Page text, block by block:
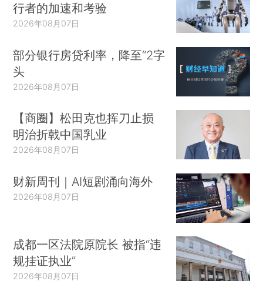
行者的加速和考验
2026年08月07日
部分银行房贷利率，降至“2字
头
2026年08月07日
【商圈】松田克也挥刀止损
明治折戟中国乳业
2026年08月07日
财新周刊｜AI短剧涌向海外
2026年08月07日
成都一区法院原院长 被指“违
规挂证执业”
2026年08月07日